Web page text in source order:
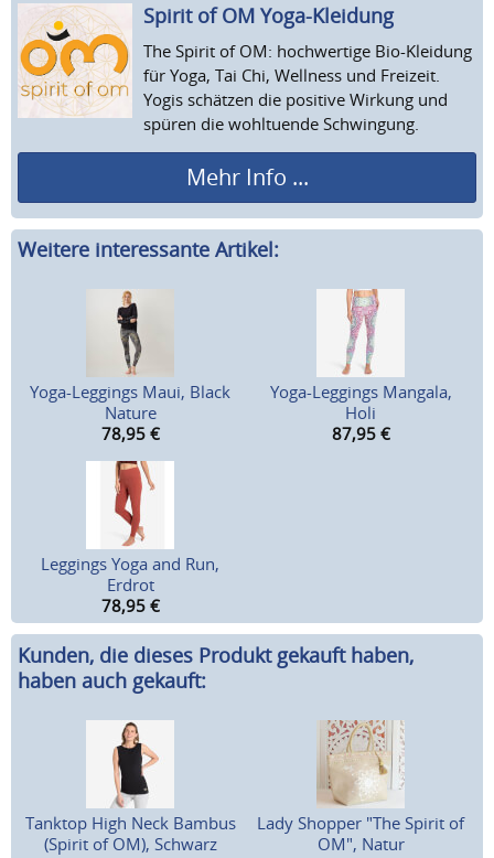
Spirit of OM Yoga-Kleidung
The Spirit of OM: hochwertige Bio-Kleidung
für Yoga, Tai Chi, Wellness und Freizeit.
Yogis schätzen die positive Wirkung und
spüren die wohltuende Schwingung.
Mehr Info ...
Weitere interessante Artikel:
Yoga-Leggings Maui, Black
Nature
78,95 €
Yoga-Leggings Mangala,
Holi
87,95 €
Leggings Yoga and Run,
Erdrot
78,95 €
Kunden, die dieses Produkt gekauft haben,
haben auch gekauft:
Tanktop High Neck Bambus
(Spirit of OM), Schwarz
Lady Shopper "The Spirit of
OM", Natur